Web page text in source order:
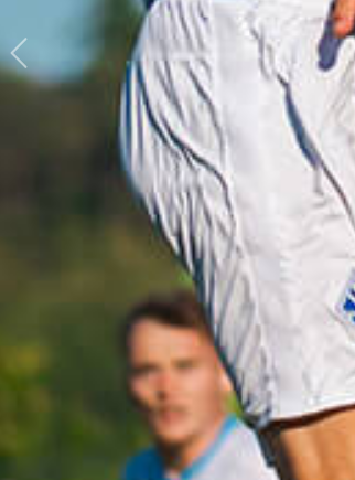
Previous